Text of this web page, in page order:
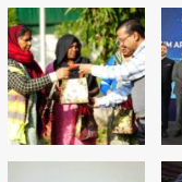
समेत 7 गिरफ्तार
Team JHJ
आॅपरेशन ह्यप्रहारह्ण : 72
जिला पुलिस का बड़ा एक्शन
Team JHJ